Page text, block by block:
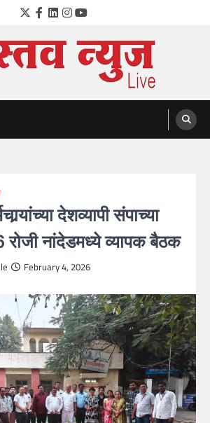
Twitter
Facebook
LinkedIn
Instagram
YouTube
portal of Maharahstra
देशव्यापी संपाच्या
रोजी नांदेडमध्ये व्यापक बैठक
February 4, 2026